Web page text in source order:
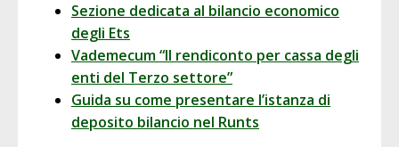
Sezione dedicata al bilancio economico
degli Ets
Vademecum “Il rendiconto per cassa degli
enti del Terzo settore”
Guida su come presentare l’istanza di
deposito bilancio nel Runts